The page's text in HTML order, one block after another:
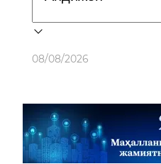
08/08/2026